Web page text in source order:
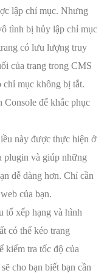
lập chỉ mục. Nhưng
tình bị hủy lập chỉ mục
có lưu lượng truy
của trang trong CMS
chỉ mục không bị tắt.
Console để khắc phục
này được thực hiện ở
plugin và giúp những
dễ dàng hơn. Chỉ cần
của bạn.
tố xếp hạng và hình
có thể kéo trang
kiểm tra tốc độ của
cho bạn biết bạn cần